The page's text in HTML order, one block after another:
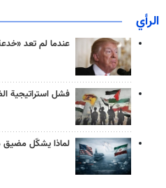
الرأي
عندما لم تعد
فشل استراتيجية
لماذا يشكّل مضيق